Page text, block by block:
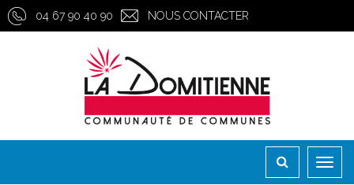
Gestion des traceurs
04 67 90 40 90 NOUS CONTACTER